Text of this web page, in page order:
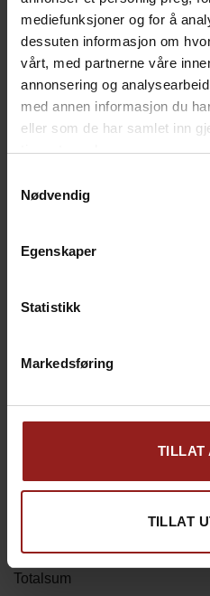
mediefunksjoner og for å
dessuten informasjon om
vårt, med partnerne våre
annonsering og
med annen informasjon du
eller som de har samlet inn
tjenestene deres.
Nødvendig
Egenskaper
Statistikk
Markedsføring
TILLAT
TILLAT
Julekort C
Tillegg total
Totalsum